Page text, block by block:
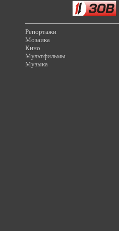
Репортажи
Мозаика
Кино
Мультфильмы
Музыка